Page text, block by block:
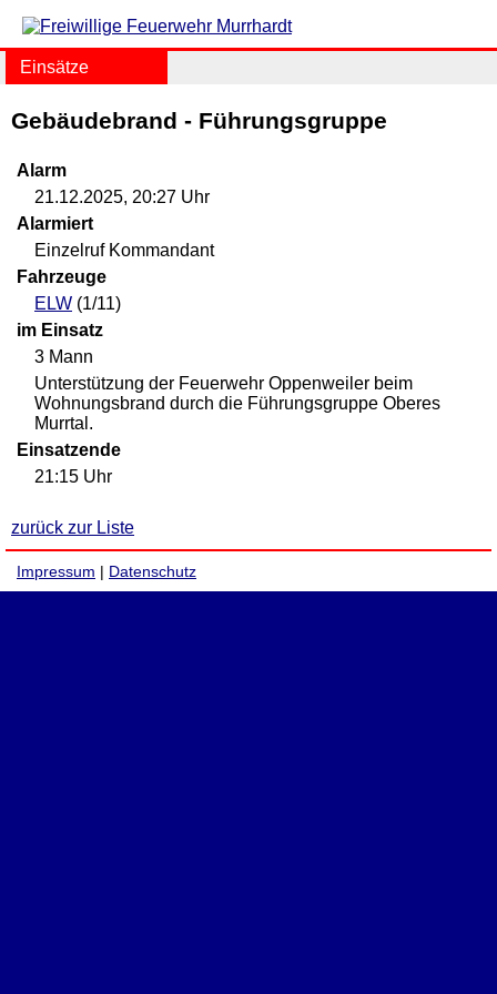
Einsätze
Gebäudebrand - Führungsgruppe
Alarm
21.12.2025, 20:27 Uhr
Alarmiert
Einzelruf Kommandant
Fahrzeuge
ELW (1/11)
im Einsatz
3 Mann
Unterstützung der Feuerwehr Oppenweiler beim
Wohnungsbrand durch die Führungsgruppe Oberes
Murrtal.
Einsatzende
21:15 Uhr
zurück zur Liste
Impressum | Datenschutz